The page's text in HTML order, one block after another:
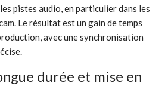
pistes audio, en particulier dans les
Le résultat est un gain de temps
avec une synchronisation
durée et mise en